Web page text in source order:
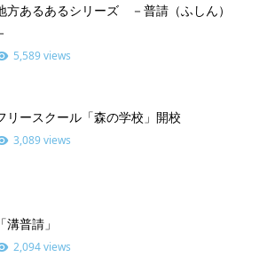
方あるあるシリーズ －普請（ふしん）
5,589 views
リースクール「森の学校」開校
3,089 views
「溝普請」
2,094 views